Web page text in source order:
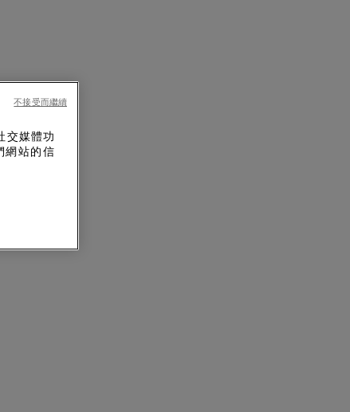
交媒體功
網站的信
不接受而繼續